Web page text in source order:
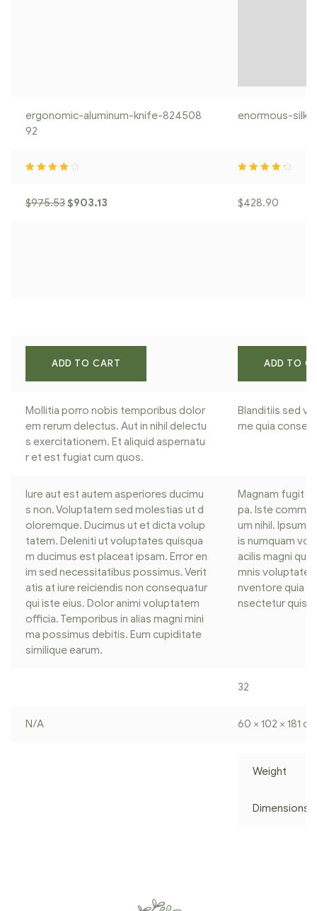
ergonomic-aluminum-knife-824508
92
enormous-silk-
$975.53 $903.13 $428.90
ADD TO CART ADD TO
Mollitia porro nobis temporibus dolor
em rerum delectus. Aut in nihil delectu
s exercitationem. Et aliquid aspernatu
r et est fugiat cum quos.
Blanditiis sed
me quia
Iure aut est autem asperiores ducimu
s non. Voluptatem sed molestias ut d
oloremque. Ducimus ut et dicta volup
tatem. Deleniti ut voluptates quisqua
m ducimus est placeat ipsam. Error en
im sed necessitatibus possimus. Verit
atis at iure reiciendis non consequatur
qui iste eius. Dolor animi voluptatem
officia. Temporibus in alias magni mini
ma possimus debitis. Eum cupiditate
similique earum.
Magnam fugit
pa. Iste
um nihil. Ipsum
is numquam
acilis magni
mnis
nventore quia
nsectetur
32
N/A 60 × 102 × 181
Weight
Dimensions